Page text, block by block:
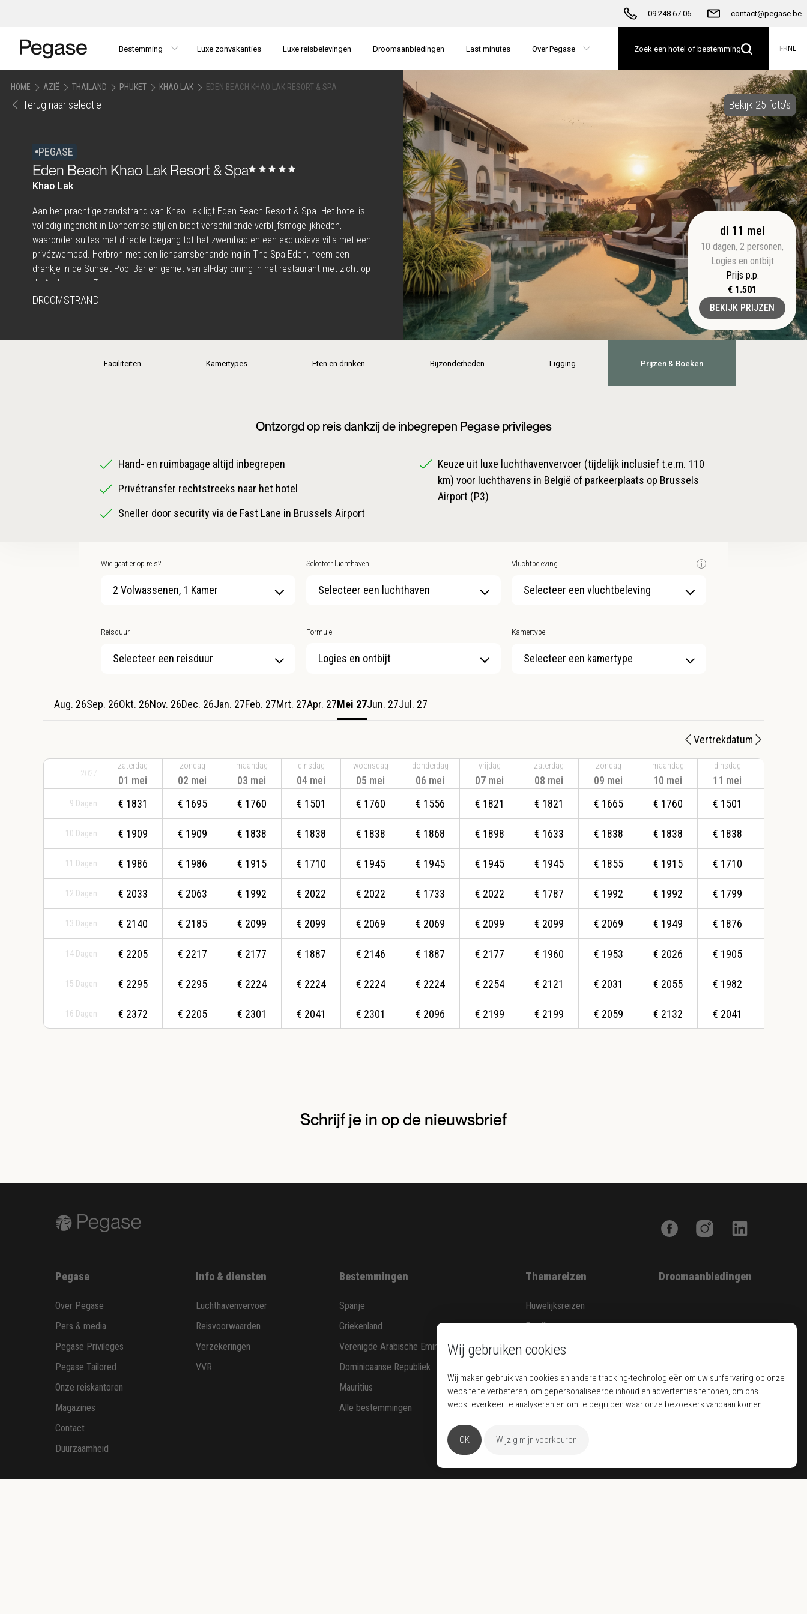
Wij gebruiken cookies
Wij maken gebruik van cookies en andere tracking-technologieën om uw surfervaring op onze
website te verbeteren, om gepersonaliseerde inhoud en advertenties te tonen, om ons
websiteverkeer te analyseren en om te begrijpen waar onze bezoekers vandaan komen.
OK Wijzig mijn voorkeuren
09 248 67 06 contact@pegase.be
Bestemming Luxe zonvakanties Luxe reisbelevingen Droomaanbiedingen Last minutes Over Pegase Zoek een hotel of bestemming FR NL
HOME AZIË THAILAND PHUKET KHAO LAK EDEN BEACH KHAO LAK RESORT & SPA
Terug naar selectie Bekijk 25 foto's
PEGASE
Eden Beach Khao Lak Resort & Spa
Khao Lak
Aan het prachtige zandstrand van Khao Lak ligt Eden Beach Resort & Spa. Het hotel is
volledig ingericht in Boheemse stijl en biedt verschillende verblijfsmogelijkheden,
waaronder suites met directe toegang tot het zwembad en een exclusieve villa met een
privézwembad. Herbron met een lichaamsbehandeling in The Spa Eden, neem een
drankje in de Sunset Pool Bar en geniet van all-day dining in het restaurant met zicht op
de Andamanse Zee.
DROOMSTRAND
di 11 mei
10 dagen, 2 personen,
Logies en ontbijt
Prijs p.p.
€ 1.501
BEKIJK PRIJZEN
Faciliteiten Kamertypes Eten en drinken Bijzonderheden Ligging Prijzen & Boeken
Ontzorgd op reis dankzij de inbegrepen Pegase privileges
Hand- en ruimbagage altijd inbegrepen
Privétransfer rechtstreeks naar het hotel
Sneller door security via de Fast Lane in Brussels Airport
Keuze uit luxe luchthavenvervoer (tijdelijk inclusief t.e.m. 110
km) voor luchthavens in België of parkeerplaats op Brussels
Airport (P3)
Wie gaat er op reis?
2 Volwassenen, 1 Kamer
Selecteer luchthaven
Selecteer een luchthaven
Vluchtbeleving
Selecteer een vluchtbeleving
Reisduur
Selecteer een reisduur
Formule Kamertype
Selecteer een kamertype
Aug. 26Sep. 26Okt. 26Nov. 26Dec. 26Jan. 27Feb. 27Mrt. 27Apr. 27Mei 27Jun. 27Jul. 27
Vertrekdatum
2027
9 Dagen
10 Dagen
11 Dagen
12 Dagen
13 Dagen
14 Dagen
15 Dagen
16 Dagen
zaterdag
01 mei
€ 1831
€ 1909
€ 1986
€ 2033
€ 2140
€ 2205
€ 2295
€ 2372
zondag
02 mei
€ 1695
€ 1909
€ 1986
€ 2063
€ 2185
€ 2217
€ 2295
€ 2205
maandag
03 mei
€ 1760
€ 1838
€ 1915
€ 1992
€ 2099
€ 2177
€ 2224
€ 2301
dinsdag
04 mei
€ 1501
€ 1838
€ 1710
€ 2022
€ 2099
€ 1887
€ 2224
€ 2041
woensdag
05 mei
€ 1760
€ 1838
€ 1945
€ 2022
€ 2069
€ 2146
€ 2224
€ 2301
donderdag
06 mei
€ 1556
€ 1868
€ 1945
€ 1733
€ 2069
€ 1887
€ 2224
€ 2096
vrijdag
07 mei
€ 1821
€ 1898
€ 1945
€ 2022
€ 2099
€ 2177
€ 2254
€ 2199
zaterdag
08 mei
€ 1821
€ 1633
€ 1945
€ 1787
€ 2099
€ 1960
€ 2121
€ 2199
zondag
09 mei
€ 1665
€ 1838
€ 1855
€ 1992
€ 2069
€ 1953
€ 2031
€ 2059
maandag
10 mei
€ 1760
€ 1838
€ 1915
€ 1992
€ 1949
€ 2026
€ 2055
€ 2132
dinsdag
11 mei
€ 1501
€ 1838
€ 1710
€ 1799
€ 1876
€ 1905
€ 1982
€ 2041
Schrijf je in op de nieuwsbrief
Pegase
Over Pegase
Pers & media
Pegase Privileges
Pegase Tailored
Onze reiskantoren
Magazines
Contact
Duurzaamheid
Info & diensten
Luchthavenvervoer
Reisvoorwaarden
Verzekeringen
VVR
Bestemmingen
Spanje
Griekenland
Verenigde Arabische Emiraten
Dominicaanse Republiek
Mauritius
Alle bestemmingen
Themareizen
Huwelijksreizen
Familie
Koppels
Wellness
Droomaanbiedingen